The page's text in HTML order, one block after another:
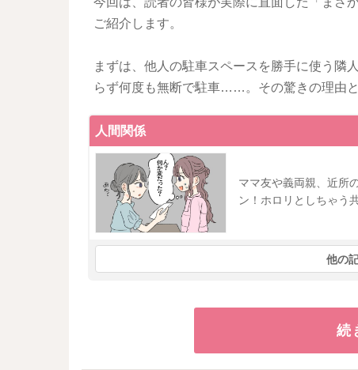
ご紹介します。
まずは、他人の駐車スペースを勝手に使う隣
らず何度も無断で駐車……。その驚きの理由
人間関係
ママ友や義両親、近所
ン！ホロリとしちゃう
他の
続